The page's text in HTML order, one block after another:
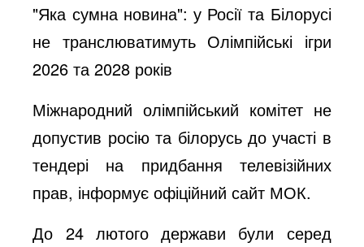
"Яка сумна новина": у Росії та Білорусі
не транслюватимуть Олімпійські ігри
2026 та 2028 років
Міжнародний олімпійський комітет не
допустив росію та білорусь до участі в
тендері на придбання телевізійних
прав, інформує офіційний сайт МОК.
До 24 лютого держави були серед